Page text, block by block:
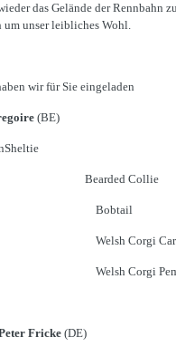
das Gelände der Rennbahn
um unser leibliches Wohl.
wir für Sie eingeladen
(BE)
Collie
Corgi
Corgi
Fricke (DE)